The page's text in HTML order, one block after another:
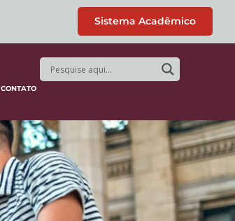
Sistema Acadêmico
CONTATO